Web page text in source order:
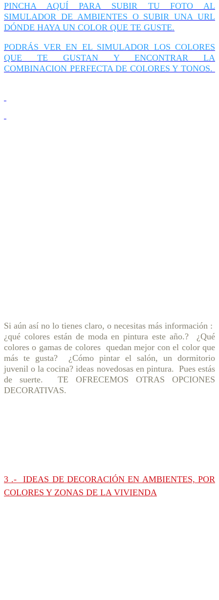
PINCHA AQUÍ PARA SUBIR TU FOTO AL
SIMULADOR DE AMBIENTES O SUBIR UNA URL
DÓNDE HAYA UN COLOR QUE TE GUSTE.
PODRÁS VER EN EL SIMULADOR LOS COLORES
QUE TE GUSTAN Y ENCONTRAR LA
COMBINACION PERFECTA DE COLORES Y TONOS.
Si aún así no lo tienes claro, o necesitas más información :
¿qué colores están de moda en pintura este año.? ¿Qué
colores o gamas de colores quedan mejor con el color que
más te gusta? ¿Cómo pintar el salón, un dormitorio
juvenil o la cocina? ideas novedosas en pintura. Pues estás
de suerte. TE OFRECEMOS OTRAS OPCIONES
DECORATIVAS.
3 .- IDEAS DE DECORACIÓN EN AMBIENTES, POR
COLORES Y ZONAS DE LA VIVIENDA